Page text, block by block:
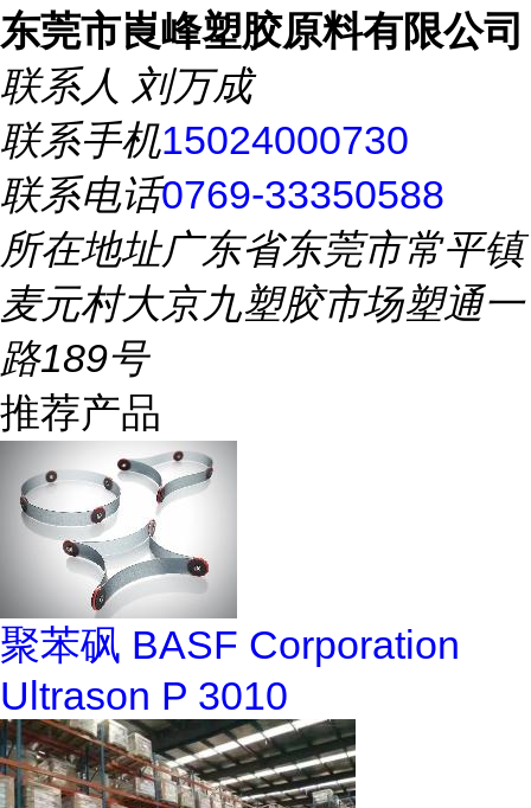
东莞市崀峰塑胶原料有限公司
联系人 刘万成
联系手机15024000730
联系电话0769-33350588
所在地址广东省东莞市常平镇
麦元村大京九塑胶市场塑通一
路189号
推荐产品
聚苯砜 BASF Corporation
Ultrason P 3010